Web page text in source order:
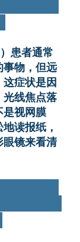
患者通常
物，但远
症状是因
线焦点落
是视网膜
读报纸，
镜来看清